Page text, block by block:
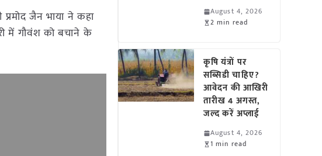
प्रमोद जैन भाया ने कहा
में गौवंश को बचाने के
August 4, 2026
2 min read
कृषि यंत्रों पर
सब्सिडी चाहिए?
आवेदन की आखिरी
तारीख 4 अगस्त,
जल्द करें अप्लाई
August 4, 2026
1 min read